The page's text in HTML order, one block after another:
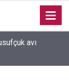
haberciliğine